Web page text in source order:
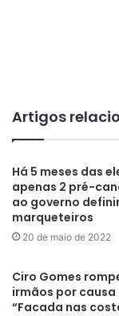
Artigos
Há 5 meses das
apenas 2 pré-
ao governo
marqueteiros
20 de maio de 2022
Ciro Gomes
irmãos por causa
“Facada nas